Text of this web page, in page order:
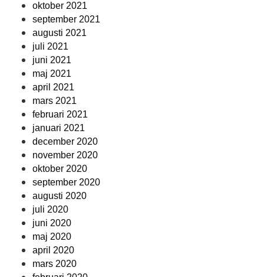
oktober 2021
september 2021
augusti 2021
juli 2021
juni 2021
maj 2021
april 2021
mars 2021
februari 2021
januari 2021
december 2020
november 2020
oktober 2020
september 2020
augusti 2020
juli 2020
juni 2020
maj 2020
april 2020
mars 2020